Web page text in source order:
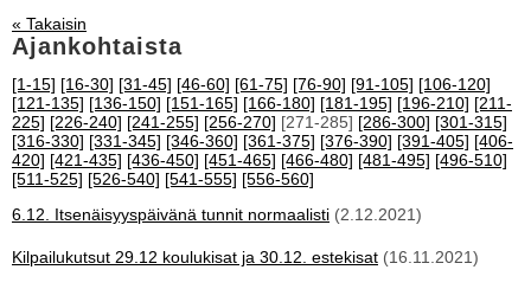
« Takaisin
Ajankohtaista
[1-15] [16-30] [31-45] [46-60] [61-75] [76-90] [91-105] [106-120]
[121-135] [136-150] [151-165] [166-180] [181-195] [196-210] [211-
225] [226-240] [241-255] [256-270] [271-285] [286-300] [301-315]
[316-330] [331-345] [346-360] [361-375] [376-390] [391-405] [406-
420] [421-435] [436-450] [451-465] [466-480] [481-495] [496-510]
[511-525] [526-540] [541-555] [556-560]
6.12. Itsenäisyyspäivänä tunnit normaalisti (2.12.2021)
Kilpailukutsut 29.12 koulukisat ja 30.12. estekisat (16.11.2021)